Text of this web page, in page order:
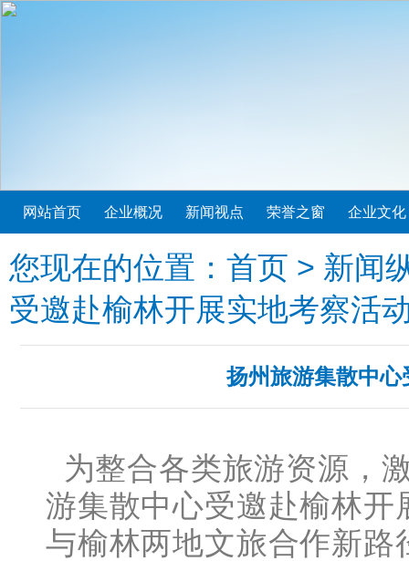
网站首页 企业概况 新闻视点 荣誉之窗 企业文化
您现在的位置： 首页 > 新闻
受邀赴榆林开展实地考察活
扬州旅游集散中
为整合各类旅游资源，
游集散中心受邀赴榆林
与榆林两地文旅合作新路